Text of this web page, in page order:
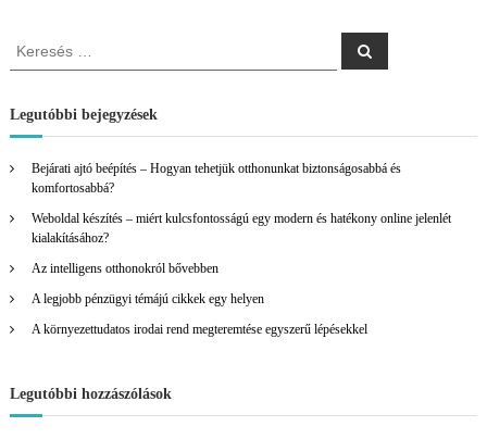
K
e
s
K
s
Legutóbbi bejegyzések
Bejárati ajtó beépítés – Hogyan tehetjük otthonunkat biztonságosabbá és
komfortosabbá?
Weboldal készítés – miért kulcsfontosságú egy modern és hatékony online jelenlét
kialakításához?
Az intelligens otthonokról bővebben
A legjobb pénzügyi témájú cikkek egy helyen
A környezettudatos irodai rend megteremtése egyszerű lépésekkel
Legutóbbi hozzászólások